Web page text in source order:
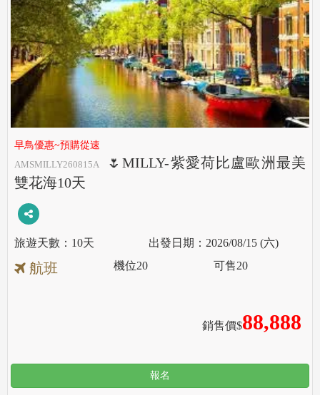
早鳥優惠~預購從速
AMSMILLY260815A
🌷MILLY-紫愛荷比盧歐洲最美
雙花海10天
10天 2026/08/15 (六)
航班
銷售價$88,888
機位20 可售20
報名